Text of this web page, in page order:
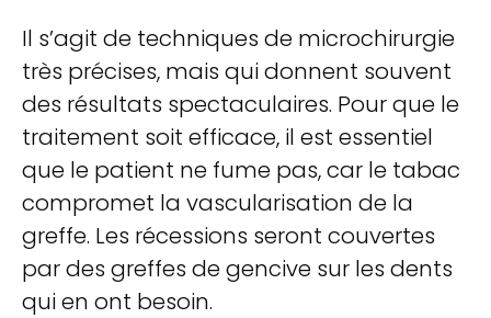
Il s’agit de techniques de microchirurgie
très précises, mais qui donnent souvent
des résultats spectaculaires. Pour que le
traitement soit efficace, il est essentiel
que le patient ne fume pas, car le tabac
compromet la vascularisation de la
greffe. Les récessions seront couvertes
par des greffes de gencive sur les dents
qui en ont besoin.